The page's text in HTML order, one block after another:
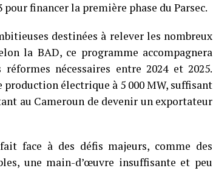
financer la première phase du Parsec.
destinées à relever les nombreux
la BAD, ce programme accompagnera
nécessaires entre 2024 et 2025.
électrique à 5 000 MW, suffisant
au Cameroun de devenir un exportateur
face à des défis majeurs, comme des
une main-d’œuvre insuffisante et peu